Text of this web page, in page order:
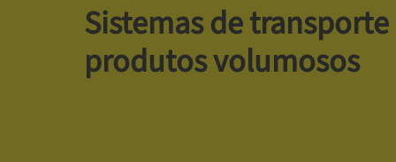
Sistemas de
produtos volumosos